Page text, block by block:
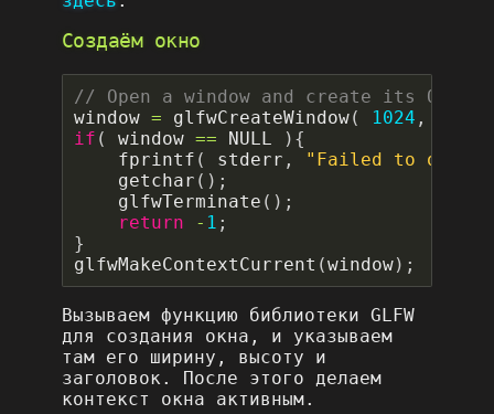
Создаём окно
window = glfwCreateWindow( 1024 ,
if ( window == NULL
){
fprintf ( stderr ,
"Failed to open
getchar ();
glfwTerminate ();
return
- 1 ;
}
glfwMakeContextCurrent (window);
Вызываем функцию библиотеки GLFW
для создания окна, и указываем
там его ширину, высоту и
заголовок. После этого делаем
контекст окна активным.